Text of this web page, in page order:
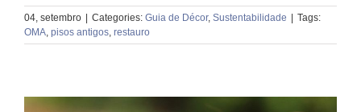
04, setembro Categories: Guia de Décor, Sustentabilidade
Tags:
OMA, pisos antigos, restauro